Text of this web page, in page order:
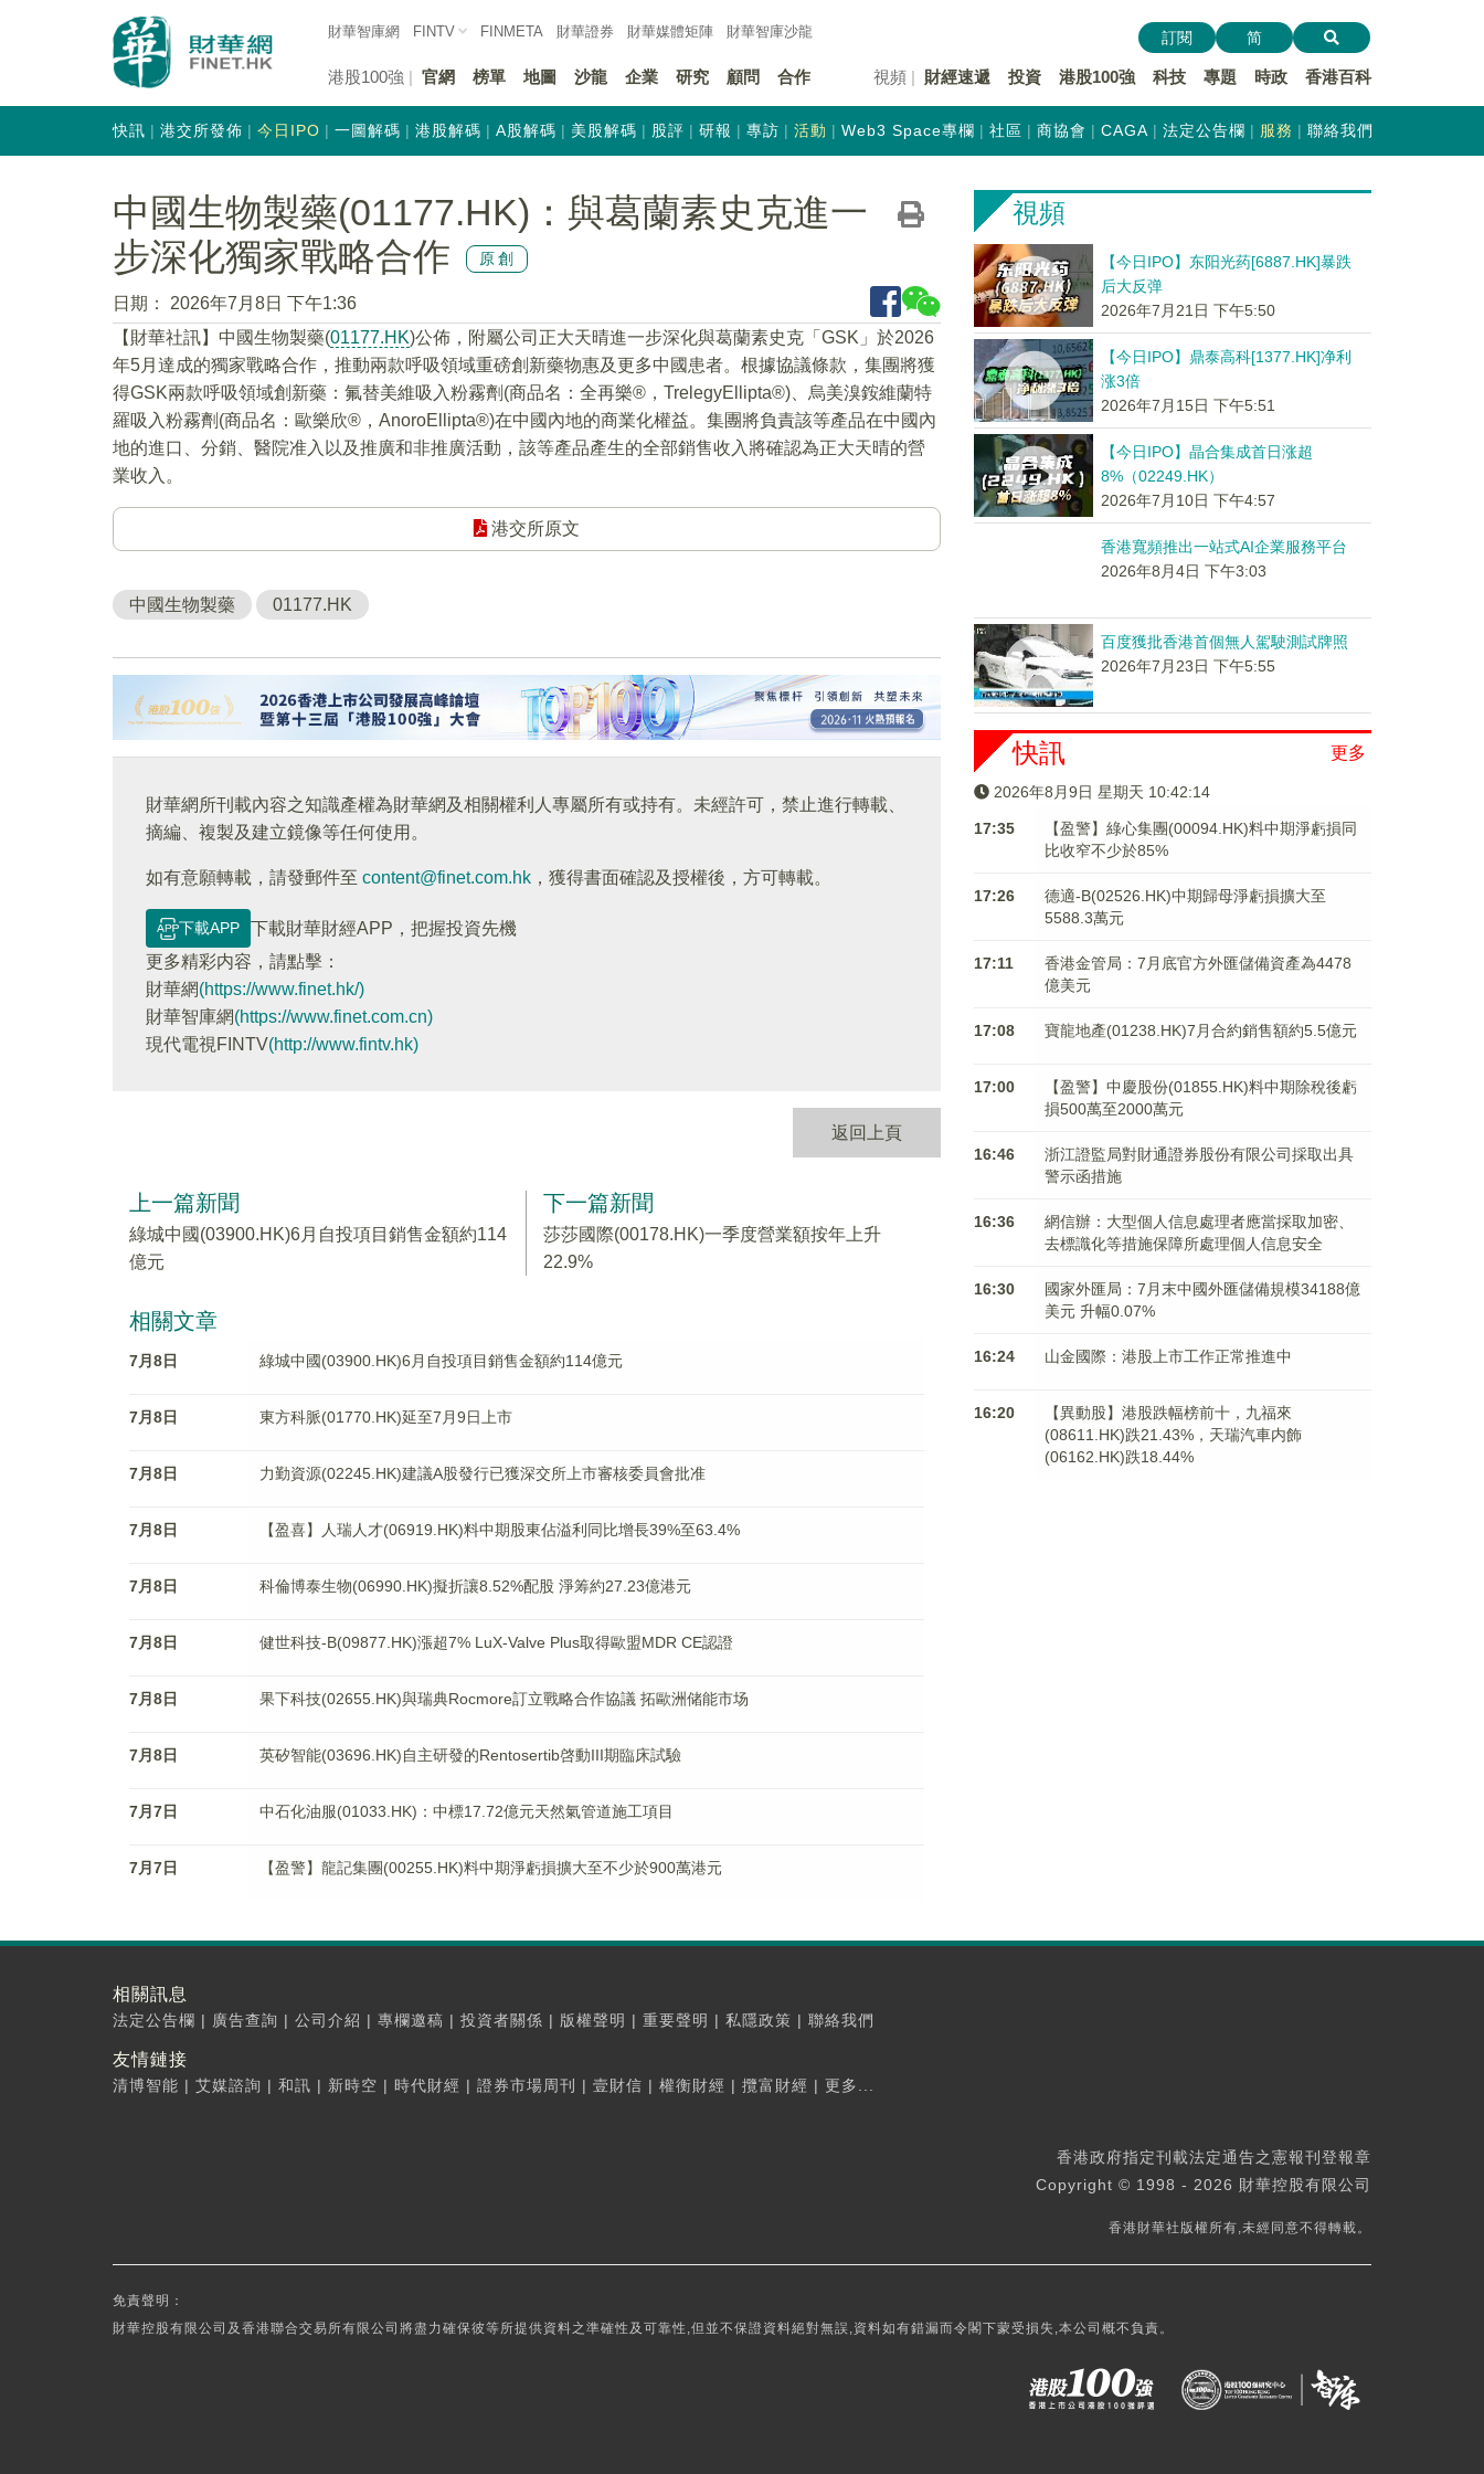
財華智庫網 FINTV FINMETA 財華證券 財華媒體矩陣 財華智庫沙龍
港股100強 官網 榜單 地圖 沙龍 企業 研究 顧問 合作 視頻 財經速遞 投資 港股100強 科技 專題 時政 香港百科
訂閱 简
快訊 港交所發佈 今日IPO 一圖解碼 港股解碼 A股解碼 美股解碼 股評 研報 專訪 活動 Web3 Space專欄 社區 商協會 CAGA 法定公告欄 服務 聯絡我們
中國生物製藥(01177.HK)：與葛蘭素史克進一
步深化獨家戰略合作
原創
日期：
2026年7月8日 下午1:36
【財華社訊】中國生物製藥(01177.HK)公佈，附屬公司正大天晴進一步深化與葛蘭素史克「GSK」於2026
年5月達成的獨家戰略合作，推動兩款呼吸領域重磅創新藥物惠及更多中國患者。根據協議條款，集團將獲
得GSK兩款呼吸領域創新藥：氟替美維吸入粉霧劑(商品名：全再樂®，TrelegyEllipta®)、烏美溴銨維蘭特
羅吸入粉霧劑(商品名：歐樂欣®，AnoroEllipta®)在中國內地的商業化權益。集團將負責該等產品在中國內
地的進口、分銷、醫院准入以及推廣和非推廣活動，該等產品產生的全部銷售收入將確認為正大天晴的營
業收入。
港交所原文
中國生物製藥 01177.HK
財華網所刊載內容之知識產權為財華網及相關權利人專屬所有或持有。未經許可，禁止進行轉載、
摘編、複製及建立鏡像等任何使用。
如有意願轉載，請發郵件至 content@finet.com.hk ，獲得書面確認及授權後，方可轉載。
下載APP
下載財華財經APP，把握投資先機
更多精彩内容，請點擊：
財華網(https://www.finet.hk/)
財華智庫網(https://www.finet.com.cn)
現代電視FINTV(http://www.fintv.hk)
返回上頁
上一篇新聞
綠城中國(03900.HK)6月自投項目銷售金額約114
億元
下一篇新聞
莎莎國際(00178.HK)一季度營業額按年上升
22.9%
相關文章
7月8日 綠城中國(03900.HK)6月自投項目銷售金額約114億元
7月8日 東方科脈(01770.HK)延至7月9日上市
7月8日 力勤資源(02245.HK)建議A股發行已獲深交所上市審核委員會批准
7月8日 【盈喜】人瑞人才(06919.HK)料中期股東佔溢利同比增長39%至63.4%
7月8日 科倫博泰生物(06990.HK)擬折讓8.52%配股 淨筹約27.23億港元
7月8日 健世科技-B(09877.HK)漲超7% LuX-Valve Plus取得歐盟MDR CE認證
7月8日 果下科技(02655.HK)與瑞典Rocmore訂立戰略合作協議 拓歐洲储能市场
7月8日 英矽智能(03696.HK)自主研發的Rentosertib啓動III期臨床試驗
7月7日 中石化油服(01033.HK)：中標17.72億元天然氣管道施工項目
7月7日 【盈警】龍記集團(00255.HK)料中期淨虧損擴大至不少於900萬港元
視頻
【今日IPO】东阳光药[6887.HK]暴跌
后大反弹
2026年7月21日 下午5:50
【今日IPO】鼎泰高科[1377.HK]净利
涨3倍
2026年7月15日 下午5:51
【今日IPO】晶合集成首日涨超
8%（02249.HK）
2026年7月10日 下午4:57
香港寬頻推出一站式AI企業服務平台
2026年8月4日 下午3:03
百度獲批香港首個無人駕駛測試牌照
2026年7月23日 下午5:55
更多
快訊
2026年8月9日 星期天 10:42:14
17:35
【盈警】綠心集團(00094.HK)料中期淨虧損同
比收窄不少於85%
17:26
德適-B(02526.HK)中期歸母淨虧損擴大至
5588.3萬元
17:11
香港金管局：7月底官方外匯儲備資產為4478
億美元
17:08 寶龍地產(01238.HK)7月合約銷售額約5.5億元
17:00
【盈警】中慶股份(01855.HK)料中期除稅後虧
損500萬至2000萬元
16:46
浙江證監局對財通證券股份有限公司採取出具
警示函措施
16:36
網信辦：大型個人信息處理者應當採取加密、
去標識化等措施保障所處理個人信息安全
16:30
國家外匯局：7月末中國外匯儲備規模34188億
美元 升幅0.07%
16:24 山金國際：港股上市工作正常推進中
16:20
【異動股】港股跌幅榜前十，九福來
(08611.HK)跌21.43%，天瑞汽車内飾
(06162.HK)跌18.44%
相關訊息
法定公告欄 | 廣告查詢 | 公司介紹 | 專欄邀稿 | 投資者關係 | 版權聲明 | 重要聲明 | 私隱政策 | 聯絡我們
友情鏈接
清博智能 | 艾媒諮詢 | 和訊 | 新時空 | 時代財經 | 證券市場周刊 | 壹財信 | 權衡財經 | 攬富財經 | 更多...
香港政府指定刊載法定通告之憲報刊登報章
Copyright © 1998 - 2026 財華控股有限公司
香港財華社版權所有,未經同意不得轉載。
免責聲明：
財華控股有限公司及香港聯合交易所有限公司將盡力確保彼等所提供資料之準確性及可靠性,但並不保證資料絕對無誤,資料如有錯漏而令閣下蒙受損失,本公司概不負責。